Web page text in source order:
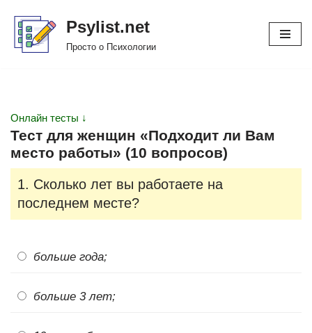
Перейти
Psylist.net
Просто о Психологии
Онлайн тесты ↓
Тест для женщин «Подходит ли Вам
место работы» (10 вопросов)
1. Сколько лет вы работаете на
последнем месте?
больше года;
больше 3 лет;